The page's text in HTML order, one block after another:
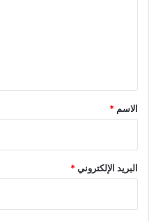
*
الاسم *
البريد الإلكتروني*